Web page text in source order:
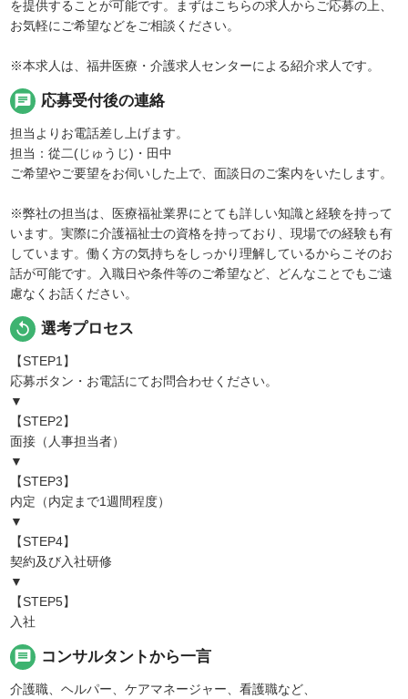
を提供することが可能です。まずはこちらの求人からご応募の上、
お気軽にご希望などをご相談ください。
※本求人は、福井医療・介護求人センターによる紹介求人です。
chat 応募受付後の連絡
担当よりお電話差し上げます。
担当：從二(じゅうじ)・田中
ご希望やご要望をお伺いした上で、面談日のご案内をいたします。
※弊社の担当は、医療福祉業界にとても詳しい知識と経験を持って
います。実際に介護福祉士の資格を持っており、現場での経験も有
しています。働く方の気持ちをしっかり理解しているからこそのお
話が可能です。入職日や条件等のご希望など、どんなことでもご遠
慮なくお話ください。
replay 選考プロセス
【STEP1】
応募ボタン・お電話にてお問合わせください。
▼
【STEP2】
面接（人事担当者）
▼
【STEP3】
内定（内定まで1週間程度）
▼
【STEP4】
契約及び入社研修
▼
【STEP5】
入社
message コンサルタントから一言
介護職、ヘルパー、ケアマネージャー、看護職など、